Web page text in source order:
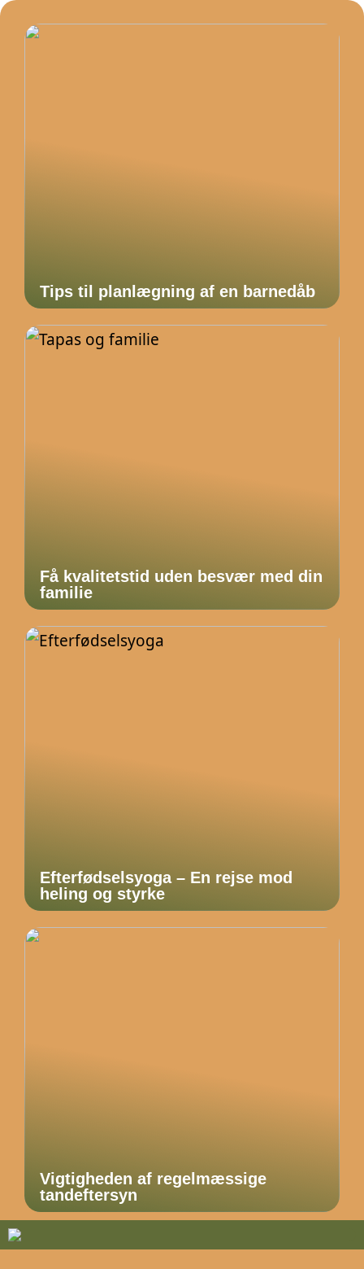
Tips til planlægning af en barnedåb
Få kvalitetstid uden besvær med din
familie
Efterfødselsyoga – En rejse mod
heling og styrke
Vigtigheden af regelmæssige
tandeftersyn